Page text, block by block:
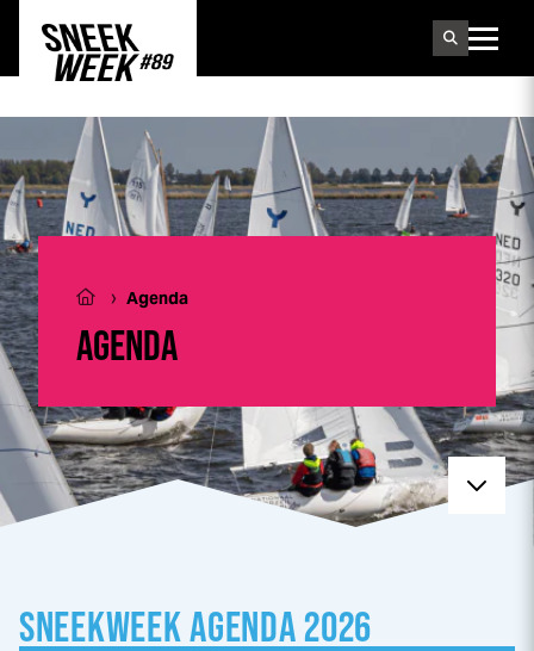
AGENDA
› Agenda
SNEEKWEEKAGENDA 2026